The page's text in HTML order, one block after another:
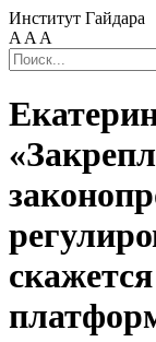
Институт Гайдара
A A A